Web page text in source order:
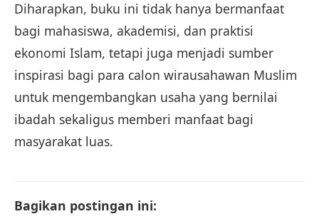
Diharapkan, buku ini tidak hanya bermanfaat
bagi mahasiswa, akademisi, dan praktisi
ekonomi Islam, tetapi juga menjadi sumber
inspirasi bagi para calon wirausahawan Muslim
untuk mengembangkan usaha yang bernilai
ibadah sekaligus memberi manfaat bagi
masyarakat luas.
Bagikan postingan ini: